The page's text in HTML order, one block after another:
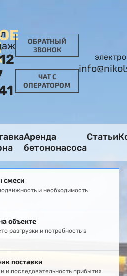
ОБРАТНЫЙ
ЗВОНОК
ЧАТ С
ОПЕРАТОРОМ
Аренда
бетононасоса
Статьи
смеси
и необходимость
объекте
разгрузки и потребность в
поставки
и последовательность прибытия